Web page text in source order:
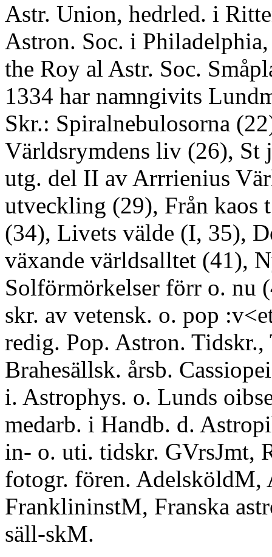
Astr. Union, hedrled. i
Astron. Soc. i Philadelphia,
the Roy al Astr. Soc.
1334 har namngivits
Skr.: Spiralnebulosorna
Världsrymdens liv (26), St
utg. del II av Arrrienius
utveckling (29), Från kaos
(34), Livets välde (I, 35),
växande världsalltet (41),
Solförmörkelser förr o. nu
skr. av vetensk. o. pop
redig. Pop. Astron. Tidskr.,
Brahesällsk. årsb.
i. Astrophys. o. Lunds
medarb. i Handb. d.
in- o. uti. tidskr. GVrsJmt,
fotogr. fören. AdelsköldM,
FranklininstM, Franska
säll-skM.